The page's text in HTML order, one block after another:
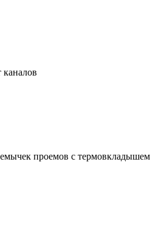
проемов с термовкладышем